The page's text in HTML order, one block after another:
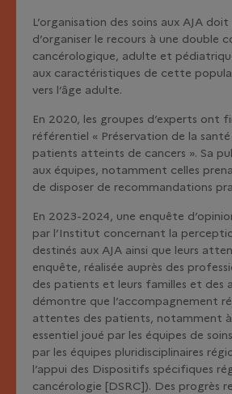
L’organisation des soins aux AJA
d’organiser le recours à une double
cancérologique, adulte et
aux caractéristiques de cette
vers l’âge adulte.
En 2020, les groupes d’experts ont
référentiel « Préservation de la santé
patients atteints de cancers ». Sa
aux équipes, notamment celles
de disposer de recommandations
En 2023-2024, une enquête
par l’Institut concernant la
destinés aux AJA ainsi que leurs
enquête, réalisée auprès des
des patients et leurs familles et des
démontre que l’accompagnement
attentes des patients, notamment
essentiel joué par les équipes de
par les équipes pluridisciplinaires
l’appui des Dispositifs spécifiques
cancérologie [DSRC]). Des progrès